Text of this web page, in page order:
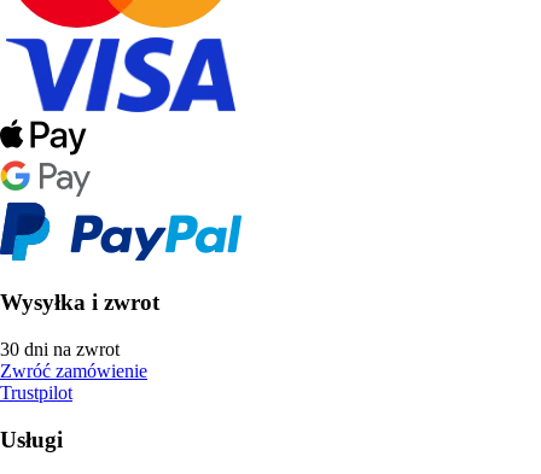
Wysyłka i zwrot
30 dni na zwrot
Zwróć zamówienie
Trustpilot
Usługi